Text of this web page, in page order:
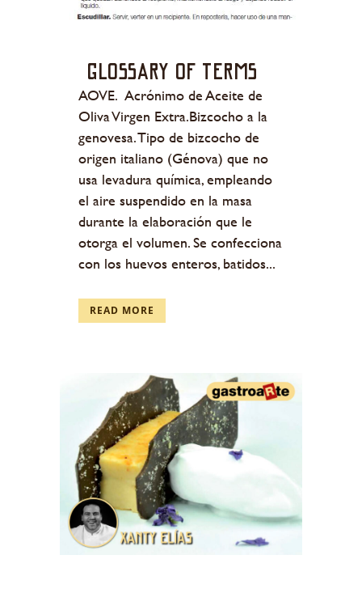
Glossary of terms
AOVE. Acrónimo de Aceite de
Oliva Virgen Extra.Bizcocho a la
genovesa. Tipo de bizcocho de
origen italiano (Génova) que no
usa levadura química, empleando
el aire suspendido en la masa
durante la elaboración que le
otorga el volumen. Se confecciona
con los huevos enteros, batidos...
READ MORE